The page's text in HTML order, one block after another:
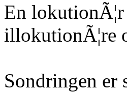
En
illokutionÃ¦re
Sondringen er